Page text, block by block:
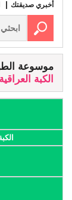
أخبري صديقتك
موسوعة
الكبة